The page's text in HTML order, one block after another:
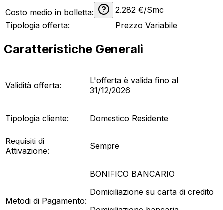
Costo medio in bolletta: 2.282 €/Smc
Tipologia offerta:
Prezzo Variabile
Caratteristiche Generali
Validità offerta:
L'offerta è valida fino al
31/12/2026
Tipologia cliente: Domestico Residente
Requisiti di
Attivazione:
Sempre
Metodi di Pagamento:
BONIFICO BANCARIO
Domiciliazione su carta di credito